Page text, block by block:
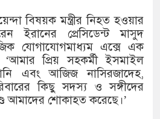
দেশের ৬ অঞ্চলে ঝড়ের আভাস
সার্ককে আরও গতিশীল করতে চায়
প্রেমের সম্পর্ক ছিন্ন না করায় মা-
প্রধানমন্ত্রীর সঙ্গে নবনিযুক্ত
বিষয়ক মন্ত্রীর নিহত হওয়ার
ইরানের প্রেসিডেন্ট মাসুদ
যোগাযোগমাধ্যম এক্সে এক
প্রিয় সহকর্মী ইসমাইল
এবং আজিজ নাসিরজাদেহ,
কিছু সদস্য ও সঙ্গীদের
আমাদের শোকাহত করেছে।’